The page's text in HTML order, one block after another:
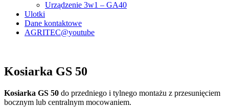
Urządzenie 3w1 – GA40
Ulotki
Dane kontaktowe
AGRITEC@youtube
Kosiarka GS 50
Kosiarka GS 50 do przedniego i tylnego montażu z przesunięciem
bocznym lub centralnym mocowaniem.